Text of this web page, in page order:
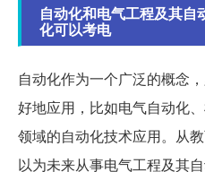
自动化和电气工程及其
化可以考电
自动化作为一个广泛的概念
好地应用，比如电气自动化
领域的自动化技术应用。从
以为未来从事电气工程及其